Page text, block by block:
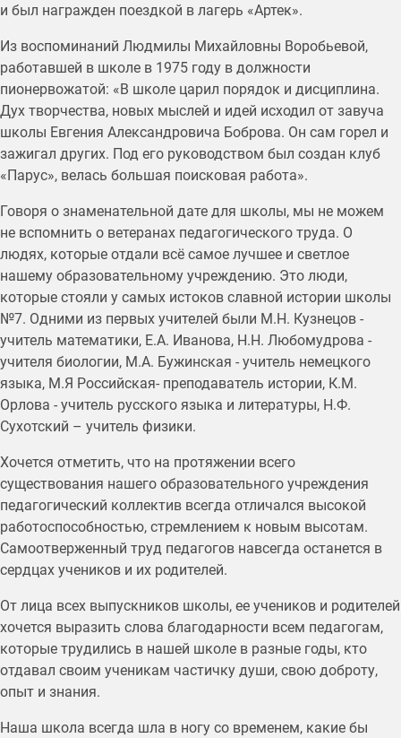
и был награжден поездкой в лагерь «Артек».
Из воспоминаний Людмилы Михайловны Воробьевой,
работавшей в школе в 1975 году в должности
пионервожатой: «В школе царил порядок и дисциплина.
Дух творчества, новых мыслей и идей исходил от завуча
школы Евгения Александровича Боброва. Он сам горел и
зажигал других. Под его руководством был создан клуб
«Парус», велась большая поисковая работа».
Говоря о знаменательной дате для школы, мы не можем
не вспомнить о ветеранах педагогического труда. О
людях, которые отдали всё самое лучшее и светлое
нашему образовательному учреждению. Это люди,
которые стояли у самых истоков славной истории школы
№7. Одними из первых учителей были М.Н. Кузнецов -
учитель математики, Е.А. Иванова, Н.Н. Любомудрова -
учителя биологии, М.А. Бужинская - учитель немецкого
языка, М.Я Российская- преподаватель истории, К.М.
Орлова - учитель русского языка и литературы, Н.Ф.
Сухотский – учитель физики.
Хочется отметить, что на протяжении всего
существования нашего образовательного учреждения
педагогический коллектив всегда отличался высокой
работоспособностью, стремлением к новым высотам.
Самоотверженный труд педагогов навсегда останется в
сердцах учеников и их родителей.
От лица всех выпускников школы, ее учеников и родителей
хочется выразить слова благодарности всем педагогам,
которые трудились в нашей школе в разные годы, кто
отдавал своим ученикам частичку души, свою доброту,
опыт и знания.
Наша школа всегда шла в ногу со временем, какие бы